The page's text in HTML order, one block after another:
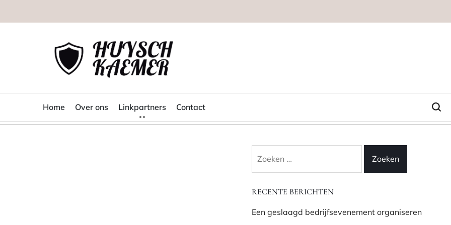
Huysch
Kaemer
Home Over ons Linkpartners Contact
naar:
RECENTE BERICHTEN
Een geslaagd bedrijfsevenement organiseren